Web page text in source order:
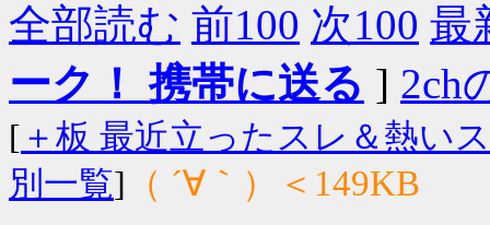
全部読む 前100 次100 最
ーク！ 携帯に送る ] 2ch
[ ＋板 最近立ったスレ＆熱い
別一覧] （ ´∀｀）＜149KB